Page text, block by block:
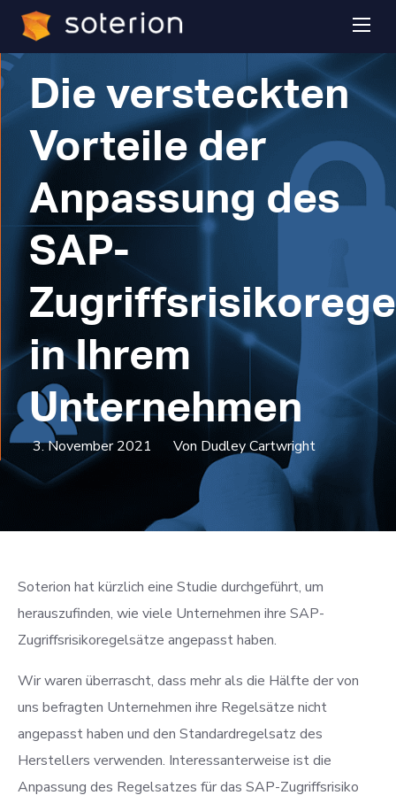
Experten-Einblicke
Die versteckten
Vorteile der
Anpassung des
SAP-
in Ihrem
Unternehmen
3. November 2021 Von Dudley Cartwright
Soterion hat kürzlich eine Studie durchgeführt, um
herauszufinden, wie viele Unternehmen ihre SAP-
Zugriffsrisikoregelsätze angepasst haben.
Wir waren überrascht, dass mehr als die Hälfte der von
uns befragten Unternehmen ihre Regelsätze nicht
angepasst haben und den Standardregelsatz des
Herstellers verwenden. Interessanterweise ist die
Anpassung des Regelsatzes für das SAP-Zugriffsrisiko